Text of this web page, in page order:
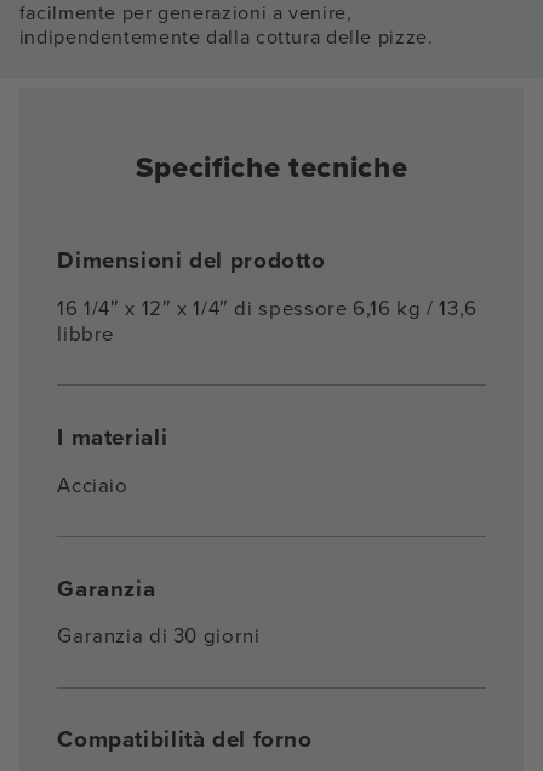
facilmente per generazioni a venire,
indipendentemente dalla cottura delle pizze.
Specifiche tecniche
Dimensioni del prodotto
16 1/4″ x 12″ x 1/4″ di spessore 6,16 kg / 13,6
libbre
I materiali
Acciaio
Garanzia
Garanzia di 30 giorni
Compatibilità del forno